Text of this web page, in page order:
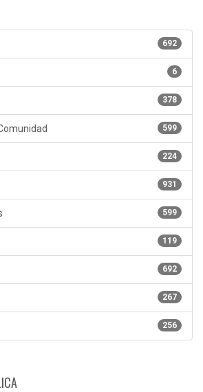
692
6
378
599
224
931
599
119
692
267
256